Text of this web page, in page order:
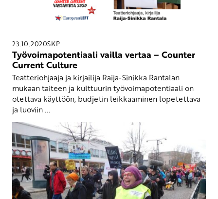
23.10.2020SKP
Työvoimapotentiaali vailla vertaa – Counter
Current Culture
Teatteriohjaaja ja kirjailija Raija-Sinikka Rantalan
mukaan taiteen ja kulttuurin työvoimapotentiaali on
otettava käyttöön, budjetin leikkaaminen lopetettava
ja luoviin ...